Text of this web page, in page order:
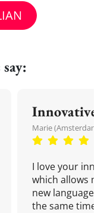
Innovative
Marie
I love your
which allows
new language
the same time!